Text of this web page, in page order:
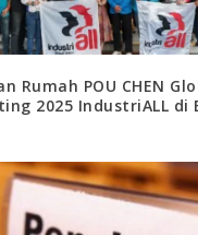
Rumah POU CHEN
2025 IndustriALL di